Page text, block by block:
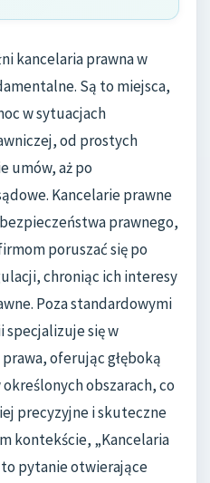
kancelaria prawna w
Są to miejsca,
w sytuacjach
od prostych
umów, aż po
Kancelarie prawne
prawnego,
poruszać się po
chroniąc ich interesy
Poza standardowymi
specjalizuje się w
oferując głęboką
obszarach, co
precyzyjne i skuteczne
kontekście, „Kancelaria
pytanie otwierające